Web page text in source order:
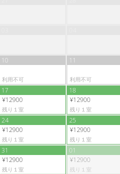
10
利用不可
11
利用不可
17
¥12900
残り１室
18
¥12900
残り１室
24
¥12900
残り１室
25
¥12900
残り１室
31
¥12900
残り１室
01
¥12900
残り１室